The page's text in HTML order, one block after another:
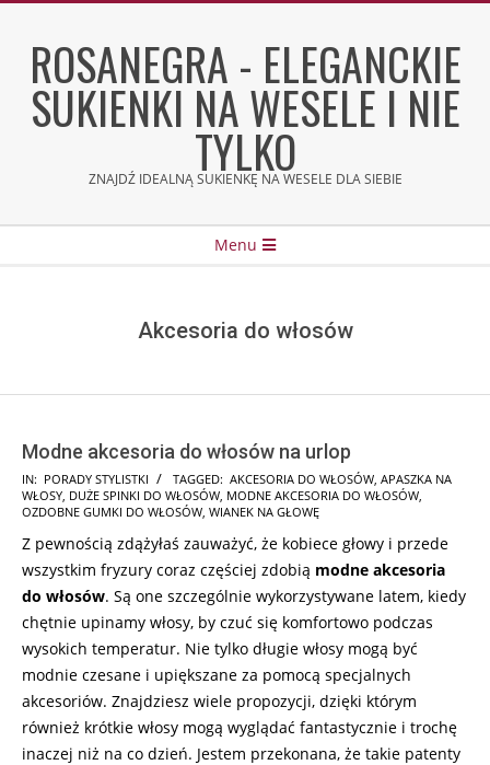
contentROSANEGRA - ELEGANCKIE
SUKIENKI NA WESELE I NIE
TYLKO
ZNAJDŹ IDEALNĄ SUKIENKĘ NA WESELE DLA SIEBIE
Menu
Akcesoria do włosów
Modne akcesoria do włosów na urlop
2025-
07-
IN: PORADY STYLISTKI TAGGED: AKCESORIA DO WŁOSÓW, APASZKA NA
WŁOSY, DUŻE SPINKI DO WŁOSÓW, MODNE AKCESORIA DO WŁOSÓW,
OZDOBNE GUMKI DO WŁOSÓW, WIANEK NA GŁOWĘ
Z pewnością zdążyłaś zauważyć, że kobiece głowy i przede
wszystkim fryzury coraz częściej zdobią modne akcesoria
do włosów. Są one szczególnie wykorzystywane latem, kiedy
chętnie upinamy włosy, by czuć się komfortowo podczas
wysokich temperatur. Nie tylko długie włosy mogą być
modnie czesane i upiększane za pomocą specjalnych
akcesoriów. Znajdziesz wiele propozycji, dzięki którym
również krótkie włosy mogą wyglądać fantastycznie i trochę
inaczej niż na co dzień. Jestem przekonana, że takie patenty